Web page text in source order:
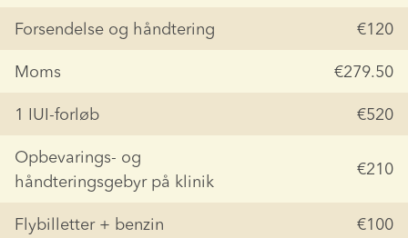
Forsendelse og håndtering €120
Moms €279.50
1 IUI-forløb €520
Opbevarings- og
håndteringsgebyr på klinik
€210
Flybilletter + benzin €100